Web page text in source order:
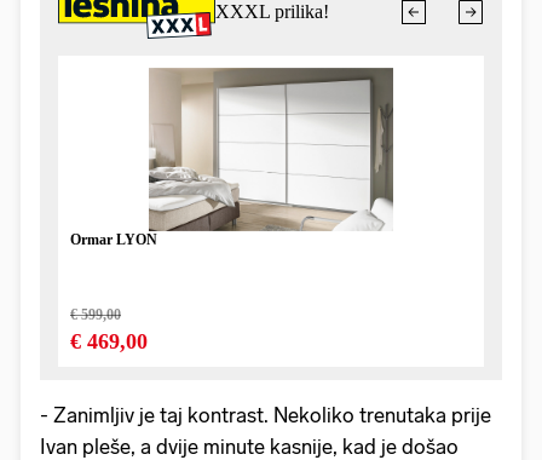
- Zanimljiv je taj kontrast. Nekoliko trenutaka prije
Ivan pleše, a dvije minute kasnije, kad je došao